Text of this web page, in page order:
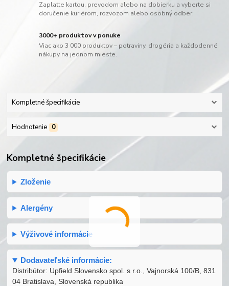
Zaplaťte kartou, prevodom alebo na dobierku a vyberte si
doručenie kuriérom, rozvozom alebo osobný odber.
3000+ produktov v ponuke
Viac ako 3 000 produktov – potraviny, drogéria a každodenné
nákupy na jednom mieste.
Kompletné špecifikácie
Hodnotenie 0
Kompletné špecifikácie
Zloženie
Alergény
Výživové informácie
Dodavateľské informácie:
Distribútor: Upfield Slovensko spol. s r.o., Vajnorská 100/B, 831
04 Bratislava, Slovenská republika